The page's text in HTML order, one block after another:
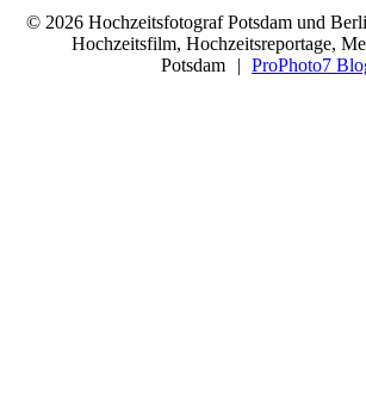
© 2026 Hochzeitsfotograf Potsdam und
Hochzeitsfilm, Hochzeitsreportage,
Potsdam
| ProPhoto7